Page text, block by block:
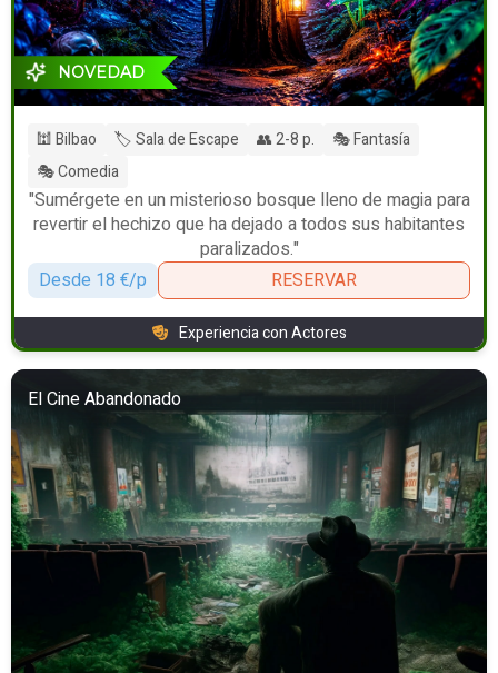
NOVEDAD
🕍 Bilbao 🏷️ Sala de Escape 👥 2-8 p.
🎭 Fantasía
🎭 Comedia
"Sumérgete en un misterioso bosque lleno de magia para
revertir el hechizo que ha dejado a todos sus habitantes
paralizados."
Desde 18 €/p
RESERVAR
Experiencia con Actores
El Cine Abandonado